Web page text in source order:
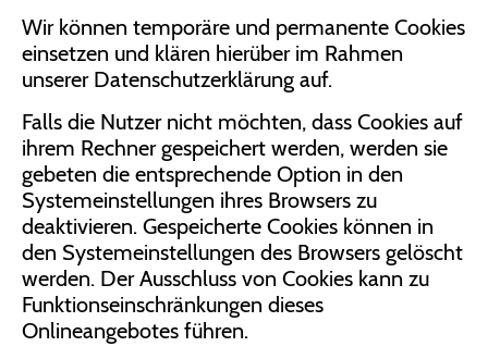
Wir können temporäre und permanente Cookies
einsetzen und klären hierüber im Rahmen
unserer Datenschutzerklärung auf.
Falls die Nutzer nicht möchten, dass Cookies auf
ihrem Rechner gespeichert werden, werden sie
gebeten die entsprechende Option in den
Systemeinstellungen ihres Browsers zu
deaktivieren. Gespeicherte Cookies können in
den Systemeinstellungen des Browsers gelöscht
werden. Der Ausschluss von Cookies kann zu
Funktionseinschränkungen dieses
Onlineangebotes führen.